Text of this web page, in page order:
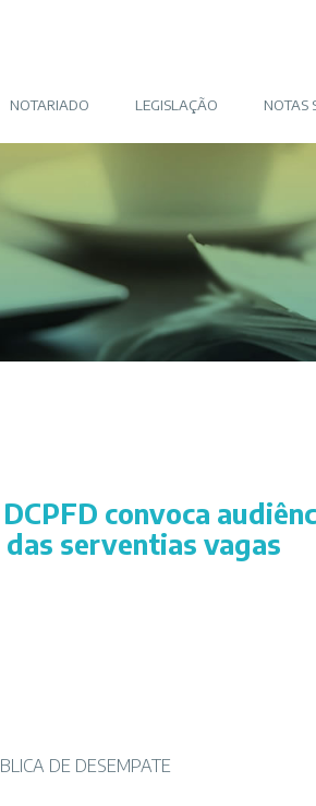
NOTARIADO LEGISLAÇÃO NOTAS
convoca
serventias vagas
DE DESEMPATE